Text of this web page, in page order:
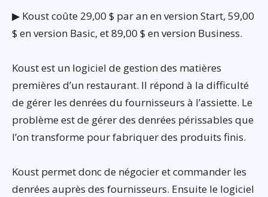
▶ Koust coûte 29,00 $ par an en version Start, 59,00
$ en version Basic, et 89,00 $ en version Business.
Koust est un logiciel de gestion des matières
premières d’un restaurant. Il répond à la difficulté
de gérer les denrées du fournisseurs à l’assiette. Le
problème est de gérer des denrées périssables que
l’on transforme pour fabriquer des produits finis.
Koust permet donc de négocier et commander les
denrées auprès des fournisseurs. Ensuite le logiciel